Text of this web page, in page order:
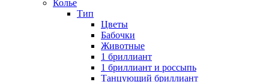
Колье
Тип
Цветы
Бабочки
Животные
1 бриллиант
1 бриллиант и россыпь
Танцующий бриллиант